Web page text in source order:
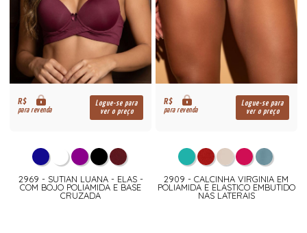
R$
para revenda
Logue-se para
ver o preço
2969 - SUTIAN LUANA - ELAS -
COM BOJO POLIAMIDA E BASE
CRUZADA
R$
para revenda
Logue-se para
ver o preço
2909 - CALCINHA VIRGINIA EM
POLIAMIDA E ELASTICO EMBUTIDO
NAS LATERAIS